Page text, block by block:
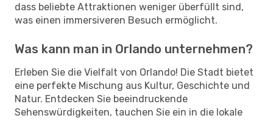
dass beliebte Attraktionen weniger überfüllt sind,
was einen immersiveren Besuch ermöglicht.
Was kann man in Orlando unternehmen?
Erleben Sie die Vielfalt von Orlando! Die Stadt bietet
eine perfekte Mischung aus Kultur, Geschichte und
Natur. Entdecken Sie beeindruckende
Sehenswürdigkeiten, tauchen Sie ein in die lokale